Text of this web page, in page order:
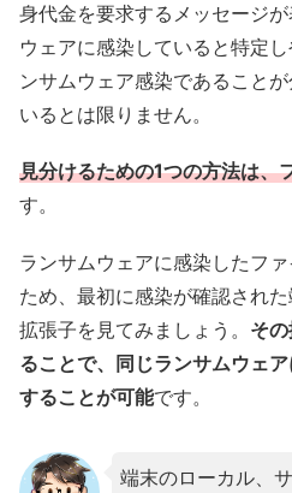
身代金を要求するメッセージ
ウェアに感染していると特定
ンサムウェア感染であること
いるとは限りません。
見分けるための1つの方法は、
す。
ランサムウェアに感染したフ
ため、最初に感染が確認され
拡張子を見てみましょう。 そ
ることで、同じランサムウェ
することが可能です。
端末のローカル、